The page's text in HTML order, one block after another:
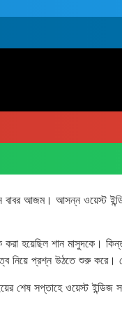
বাবর আজম। আসন্ন ওয়েস্ট
করা হয়েছিল শান মাসুদকে।
নিয়ে প্রশ্ন উঠতে শুরু করে।
শেষ সপ্তাহে ওয়েস্ট